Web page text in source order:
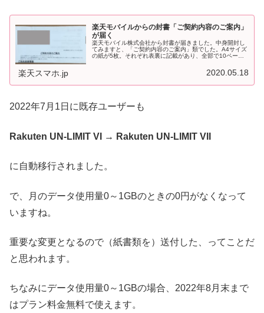
楽天モバイルからの封書「ご契約内容のご案内」
が届く
楽天モバイル株式会社から封書が届きました。中身開封し
てみますと、「ご契約内容のご案内」類でした。A4サイズ
の紙が5枚。それぞれ表裏に記載があり、全部で10ページ
楽天スマホ.jp 2020.05.18
2022年7月1日に既存ユーザーも
Rakuten UN-LIMIT VI → Rakuten UN-LIMIT VII
に自動移行されました。
で、月のデータ使用量0～1GBのときの0円がなくなって
いますね。
重要な変更となるので（紙書類を）送付した、ってことだ
と思われます。
ちなみにデータ使用量0～1GBの場合、2022年8月末まで
はプラン料金無料で使えます。